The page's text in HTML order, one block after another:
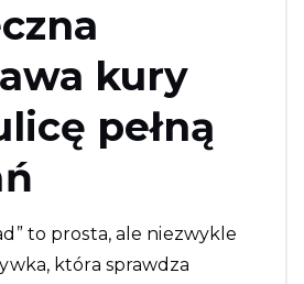
kury
pełną
to prosta, ale niezwykle
która sprawdza